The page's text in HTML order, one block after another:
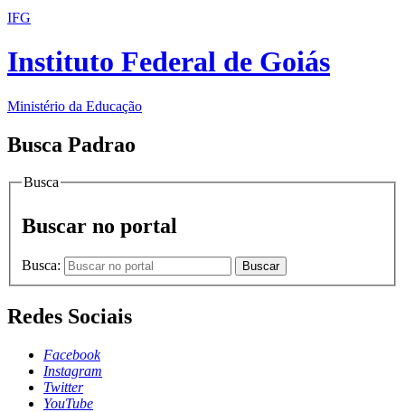
IFG
Instituto Federal de Goiás
Ministério da Educação
Busca Padrao
Busca
Buscar no portal
Busca: Buscar
Redes Sociais
Facebook
Instagram
Twitter
YouTube